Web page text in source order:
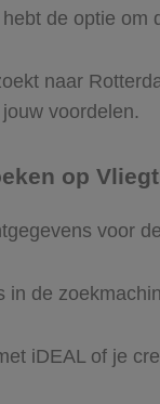
de optie om
naar
voordelen.
op
voor
in de
iDEAL of je